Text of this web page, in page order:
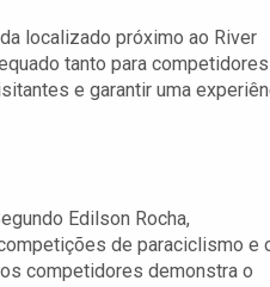
localizado próximo ao River
tanto para competidores
e garantir uma
Edilson Rocha,
de paraciclismo e
competidores demonstra o